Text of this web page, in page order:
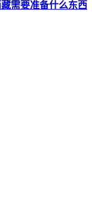
需要准备什么东西